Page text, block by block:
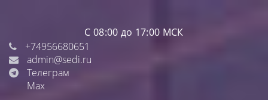
С 08:00 до 17:00 МСК
+74956680651
admin@sedi.ru
Телеграм
Max